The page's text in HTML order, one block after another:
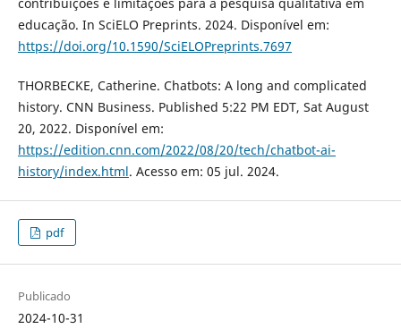
educação. In SciELO Preprints. 2024. Disponível em:
https://doi.org/10.1590/SciELOPreprints.7697
THORBECKE, Catherine. Chatbots: A long and complicated
history. CNN Business. Published 5:22 PM EDT, Sat August
20, 2022. Disponível em:
https://edition.cnn.com/2022/08/20/tech/chatbot-ai-
history/index.html. Acesso em: 05 jul. 2024.
pdf
Publicado
2024-10-31